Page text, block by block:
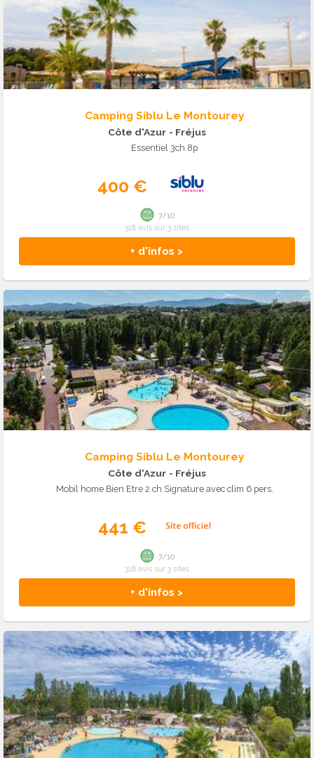
Camping Siblu Le Montourey
Côte d'Azur - Fréjus
Essentiel 3ch 8p
400 €
+ d'infos >
7/10
318 avis sur 3 sites
Camping Siblu Le Montourey
Côte d'Azur - Fréjus
Mobil home Bien Etre 2 ch Signature avec clim 6 pers.
441 €
+ d'infos >
7/10
318 avis sur 3 sites